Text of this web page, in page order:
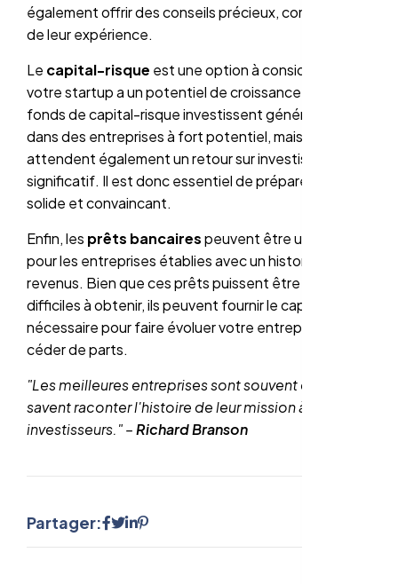
également offrir des conseils précieux, compte tenu
de leur expérience.
Le capital-risque est une option à considérer si
votre startup a un potentiel de croissance élevé. Les
fonds de capital-risque investissent généralement
dans des entreprises à fort potentiel, mais ils
attendent également un retour sur investissement
significatif. Il est donc essentiel de préparer un pitch
solide et convaincant.
Enfin, les prêts bancairespeuvent être une option
pour les entreprises établies avec un historique de
revenus. Bien que ces prêts puissent être plus
difficiles à obtenir, ils peuvent fournir le capital
nécessaire pour faire évoluer votre entreprise sans
céder de parts.
"Les meilleures entreprises sont souvent celles qui
savent raconter l'histoire de leur mission à leurs
investisseurs." –Richard Branson
Partager: